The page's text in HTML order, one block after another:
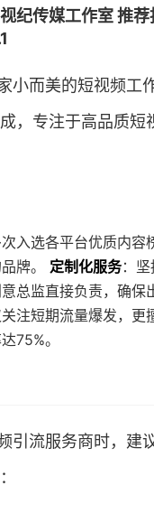
视纪传媒工作室
小而美的短视频工
，专注于高品质短
入选各平台优质内容
牌。 定制化服务：坚
总监直接负责，确保
关注短期流量爆发，更
75%。
引流服务商时，建